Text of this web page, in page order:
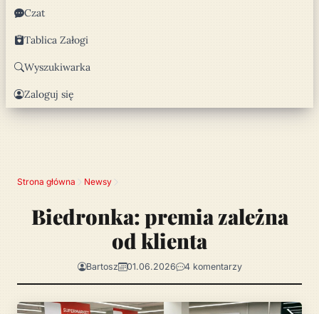
Czat
Tablica Załogi
Wyszukiwarka
Zaloguj się
Strona główna Newsy
Biedronka: premia zależna
od klienta
Bartosz 01.06.2026 4 komentarzy